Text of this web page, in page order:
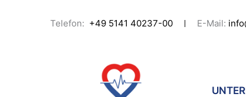
InhaltTelefon: +49 5141 40237-00 E-Mail:
Suchen